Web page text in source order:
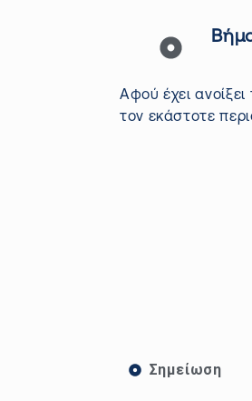
Αφού έχειανοίξει
τον εκάστοτε
Σημείωση